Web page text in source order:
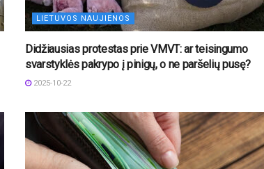
LIETUVOS NAUJIENOS
Didžiausias protestas prie VMVT: ar teisingumo
svarstyklės pakrypo į pinigų, o ne paršelių pusę?
2025-10-22